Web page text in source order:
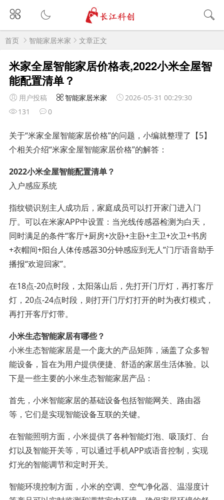
首页 智能家居米家 文章正文
米家全屋智能家居价格表,2022小米全屋智
能配置清单？
用户投稿 智能家居米家
2026-05-31 00:29:30
131
0
关于“米家全屋智能家居价格”的问题，小编就整理了【5】
个相关介绍“米家全屋智能家居价格”的解答：
2022小米全屋智能配置清单？
入户感应系统
指纹锁识别主人成功后，家庭成员可以打开家门进入门
厅。可以在米家APP中设置：当光线传感器检测为白天，
同时满足的条件“客厅+厨房+次卧+主卧+主卫+次卫+书房
+衣帽间+阳台人体传感器30分钟感应到无人”门厅语音助手
播报“欢迎回家”。
在18点-20点时段，太阳落山后，先打开门厅灯，再打客厅
灯，20点-24点时段，则打开门厅灯打开的时为夜灯模式，
再打开客厅灯带。
小米生态智能家居有哪些？
小米生态智能家居是一个庞大的产品矩阵，涵盖了众多智
能设备，旨在为用户提供便捷、舒适的家居生活体验。以
下是一些主要的小米生态智能家居产品：
首先，小米智能家居的基础设备包括智能网关、路由器
等，它们是实现智能设备互联的关键。
在智能照明方面，小米提供了各种智能灯泡、吸顶灯、台
灯以及智能开关等，可以通过手机APP或语音控制，实现
灯光的智能调节和定时开关。
智能环境控制方面，小米的空调、空气净化器、温湿度计